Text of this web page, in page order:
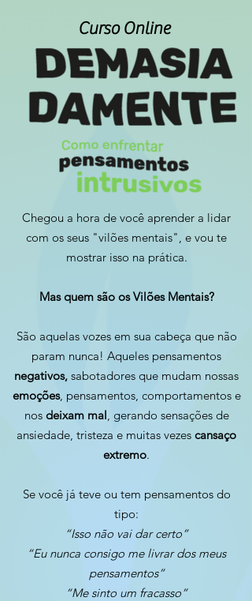
Curso Online
Chegou a hora de você aprender a lidar
com os seus "vilões mentais", e vou te
mostrar isso na prática.
Mas quem são os Vilões Mentais?
São aquelas vozes em sua cabeça que não
param nunca! Aqueles pensamentos
negativos, sabotadores que mudam nossas
emoções, pensamentos, comportamentos e
nosdeixam mal, gerando sensações de
ansiedade, tristeza e muitas vezes cansaço
extremo.
Se você já teve ou tem pensamentos do
tipo:
“Isso não vai dar certo”
“Eu nunca consigo me livrar dos meus
pensamentos”
“Me sinto um fracasso”